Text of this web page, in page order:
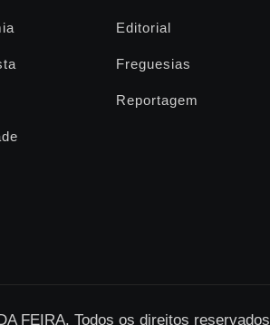
Editorial
Freguesias
Reportagem
FEIRA. Todos os direitos